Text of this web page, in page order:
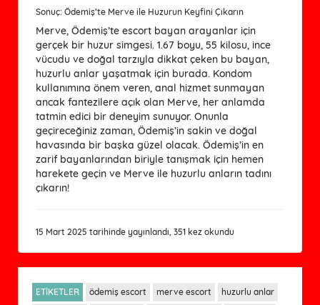
Sonuç: Ödemiş’te Merve ile Huzurun Keyfini Çıkarın
Merve, Ödemiş’te escort bayan arayanlar için
gerçek bir huzur simgesi. 1.67 boyu, 55 kilosu, ince
vücudu ve doğal tarzıyla dikkat çeken bu bayan,
huzurlu anlar yaşatmak için burada. Kondom
kullanımına önem veren, anal hizmet sunmayan
ancak fantezilere açık olan Merve, her anlamda
tatmin edici bir deneyim sunuyor. Onunla
geçireceğiniz zaman, Ödemiş’in sakin ve doğal
havasında bir başka güzel olacak. Ödemiş’in en
zarif bayanlarından biriyle tanışmak için hemen
harekete geçin ve Merve ile huzurlu anların tadını
çıkarın!
15 Mart 2025 tarihinde yayınlandı, 351 kez okundu
ETİKETLER ödemiş escort merve escort
huzurlu anlar